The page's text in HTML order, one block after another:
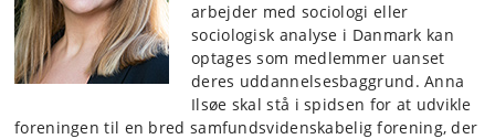
arbejder med sociologi eller
sociologisk analyse i Danmark kan
optages som medlemmer uanset
deres uddannelsesbaggrund. Anna
Ilsøe skal stå i spidsen for at udvikle
foreningen til en bred samfundsvidenskabelig forening, der